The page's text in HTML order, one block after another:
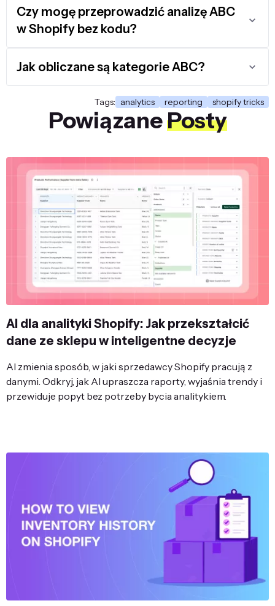
Czy mogę przeprowadzić analizę ABC
w Shopify bez kodu?
Jak obliczane są kategorie ABC?
Tags: analytics reporting shopify tricks
PowiązanePosty
AI dla analityki Shopify: Jak przekształcić
dane ze sklepu w inteligentne decyzje
AI zmienia sposób, w jaki sprzedawcy Shopify pracują z
danymi. Odkryj, jak AI upraszcza raporty, wyjaśnia trendy i
przewiduje popyt bez potrzeby bycia analitykiem.